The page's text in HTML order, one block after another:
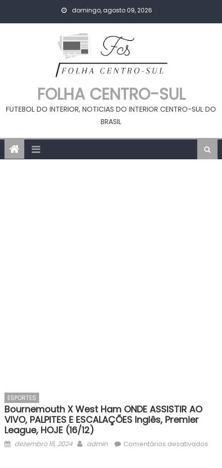
domingo, agosto 09, 2026
FOLHA CENTRO-SUL
FUTEBOL DO INTERIOR, NOTICIAS DO INTERIOR CENTRO-SUL DO
BRASIL
ESPORTES
Bournemouth X West Ham ONDE ASSISTIR AO
VIVO, PALPITES E ESCALAÇÕES Inglês, Premier
League, HOJE (16/12)
Posted
dezembro 16, 2024 Author
admin Comentários desativadosem